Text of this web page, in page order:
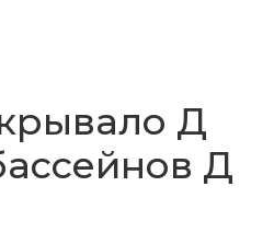
Д
Д